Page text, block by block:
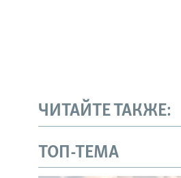
ЧИТАЙТЕ ТАКЖЕ:
ТОП-ТЕМА